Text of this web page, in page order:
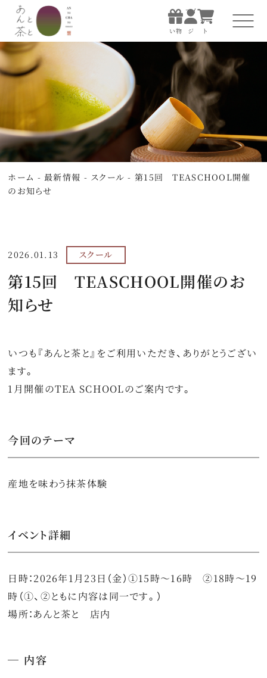
お買
い物
マイ
ペー
ジ
カー
ト
ペーカー
ホーム
あんと茶について
すべての商品
知る・体験する
特集
ホーム -最新情報 - スクール -第15回 TEASCHOOL開催
のお知らせ
2026.01.13 スクール
第15回 TEASCHOOL開催のお
知らせ
いつも『あんと茶と』をご利用いただき、ありがとうござい
ます。
1月開催のTEA SCHOOLのご案内です。
今回のテーマ
産地を味わう抹茶体験
イベント詳細
日時：2026年1月23日（金）①15時～16時 ②18時～19
時（①、②ともに内容は同一です。）
場所：あんと茶と 店内
内容